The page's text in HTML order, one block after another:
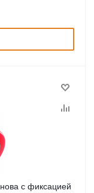
с фиксацией